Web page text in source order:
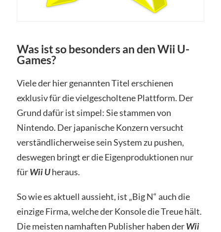
Was ist so besonders an den Wii U-
Games?
Viele der hier genannten Titel erschienen
exklusiv für die vielgescholtene Plattform. Der
Grund dafür ist simpel: Sie stammen von
Nintendo. Der japanische Konzern versucht
verständlicherweise sein System zu pushen,
deswegen bringt er die Eigenproduktionen nur
fürWii U heraus.
So wie es aktuell aussieht, ist „Big N“ auch die
einzige Firma, welche der Konsole die Treue hält.
Die meisten namhaften Publisher haben derWii